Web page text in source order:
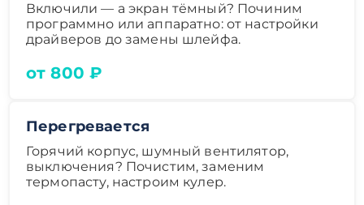
Включили — а экран тёмный? Починим
программно или аппаратно: от настройки
драйверов до замены шлейфа.
от 800 ₽
Перегревается
Горячий корпус, шумный вентилятор,
выключения? Почистим, заменим
термопасту, настроим кулер.